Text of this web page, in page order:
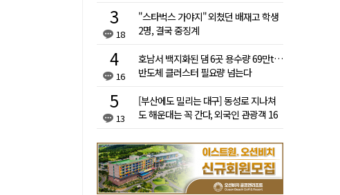
18
"스타벅스 가야지" 외쳤던 배재고 학생
2명, 결국 중징계
16
호남서 백지화된 댐 6곳 용수량 69만t…
반도체 클러스터 필요량 넘는다
13
[부산에도 밀리는 대구] 동성로 지나쳐
도 해운대는 꼭 간다, 외국인 관광객 16